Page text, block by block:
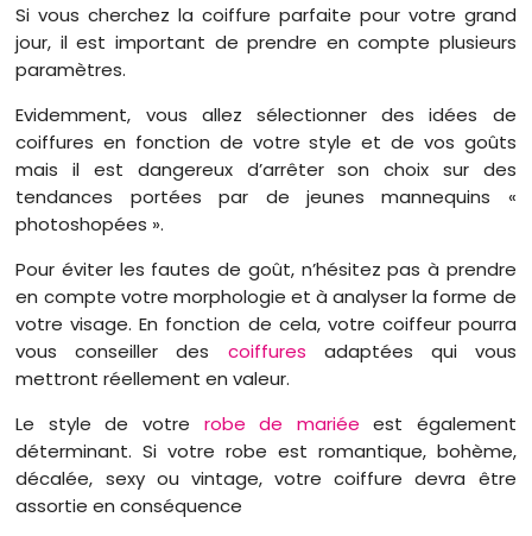
Si vous cherchez la coiffure parfaite pour votre grand
jour, il est important de prendre en compte plusieurs
paramètres.
Evidemment, vous allez sélectionner des idées de
coiffures en fonction de votre style et de vos goûts
mais il est dangereux d’arrêter son choix sur des
tendances portées par de jeunes mannequins «
photoshopées ».
Pour éviter les fautes de goût, n’hésitez pas à prendre
en compte votre morphologie et à analyser la forme de
votre visage. En fonction de cela, votre coiffeur pourra
vous conseiller des coiffures adaptées qui vous
mettront réellement en valeur.
Le style de votre robe de mariée est également
déterminant. Si votre robe est romantique, bohème,
décalée, sexy ou vintage, votre coiffure devra être
assortie en conséquence